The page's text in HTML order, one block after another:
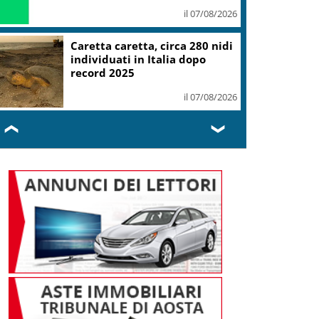
il 07/08/2026
Caretta caretta, circa 280 nidi
individuati in Italia dopo
record 2025
il 07/08/2026
❮ ❯